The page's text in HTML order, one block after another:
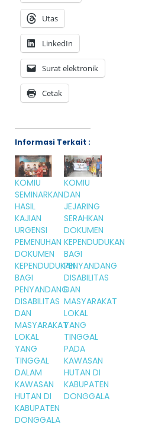
Utas
LinkedIn
Surat elektronik
Cetak
Informasi Terkait :
KOMIU
SEMINARKAN
HASIL
KAJIAN
URGENSI
PEMENUHAN
DOKUMEN
KEPENDUDUKAN
BAGI
PENYANDANG
DISABILITAS
DAN
MASYARAKAT
LOKAL
YANG
TINGGAL
DALAM
KAWASAN
HUTAN DI
KABUPATEN
DONGGALA
KOMIU
DAN
JEJARING
SERAHKAN
DOKUMEN
KEPENDUDUKAN
BAGI
PENYANDANG
DISABILITAS
DAN
MASYARAKAT
LOKAL
YANG
TINGGAL
PADA
KAWASAN
HUTAN DI
KABUPATEN
DONGGALA